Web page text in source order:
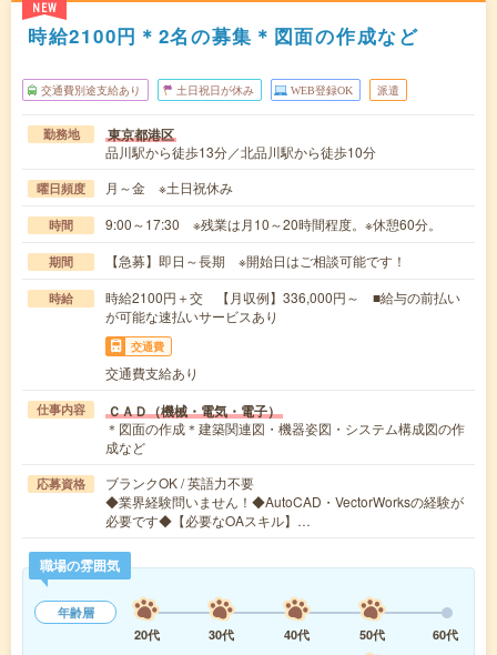
NEW
時給2100円＊2名の募集＊図面の作成など
交通費別途支給あり 土日祝日が休み WEB登録OK 派遣
勤務地 東京都港区
品川駅から徒歩13分／北品川駅から徒歩10分
曜日頻度 月～金 ※土日祝休み
時間 9:00～17:30 ※残業は月10～20時間程度。※休憩60分。
期間 【急募】即日～長期 ※開始日はご相談可能です！
時給
時給2100円＋交 【月収例】336,000円～ ■給与の前払い
が可能な速払いサービスあり
交通費
交通費支給あり
仕事内容 ＣＡＤ（機械・電気・電子）
＊図面の作成＊建築関連図・機器姿図・システム構成図の作
成など
応募資格
ブランクOK / 英語力不要
◆業界経験問いません！◆AutoCAD・VectorWorksの経験が
必要です◆【必要なOAスキル】…
職場の雰囲気
年齢層
20代
30代 40代 50代
60代